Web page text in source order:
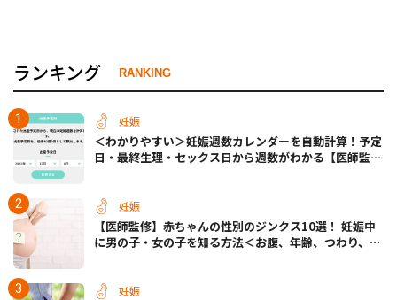
ランキング RANKING
妊娠
＜わかりやすい＞妊娠週数カレンダーを自動計算！予定
日・最終生理・セックス日から週数がわかる【医師監
妊娠
【医師監修】赤ちゃんの性別のジンクス10選！ 妊娠中
に男の子・女の子を知る方法＜お腹、年齢、つわり、胎
妊娠